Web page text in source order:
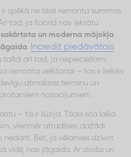
spēkā ne tikai remonta summas
tad, ja šobrīd nav iekrātu
sakārtota un moderna mājokļa
.
Incredit piedāvātais
talkā arī tad, ja nepieciešami
remonta veikšanai – tas ir lielisks
atmaksas termiņu un
nosacījumiem.
– tā ir ilūzija. Tāda īstā laika
vienmēr atradīsies dažādi
nedarīt. Bet, ja vēlamies dzīvot
vidē, nav jāgaida. Ar droša un